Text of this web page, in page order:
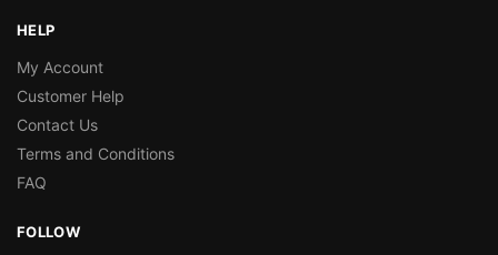
HELP
My Account
Customer Help
Contact Us
Terms and Conditions
FAQ
FOLLOW